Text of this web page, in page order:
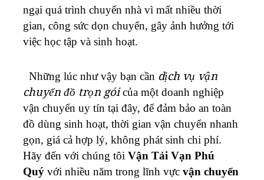
ngại quá trình chuyển nhà vì mất nhiều thời
gian, công sức dọn chuyển, gây ảnh hưởng tới
việc học tập và sinh hoạt.
Những lúc như vậy bạn cần dịch vụ vận
chuyển đồ trọn góicủa một doanh nghiệp
vận chuyển uy tín tại đây, để đảm bảo an toàn
đồ dùng sinh hoạt, thời gian vận chuyển nhanh
gọn, giá cả hợp lý, không phát sinh chi phí.
Hãy đến với chúng tôi Vận Tải Vạn Phú
Quý với nhiều năm trong lĩnh vực vận chuyển